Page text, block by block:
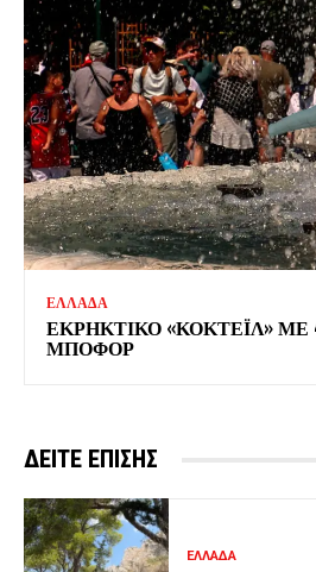
ΕΛΛΑΔΑ
ΕΚΡΗΚΤΙΚΟ «ΚΟΚΤΕΪΛ» ΜΕ
ΜΠΟΦΟΡ
ΔΕΙΤΕ ΕΠΙΣΗΣ
ΕΛΛΑΔΑ